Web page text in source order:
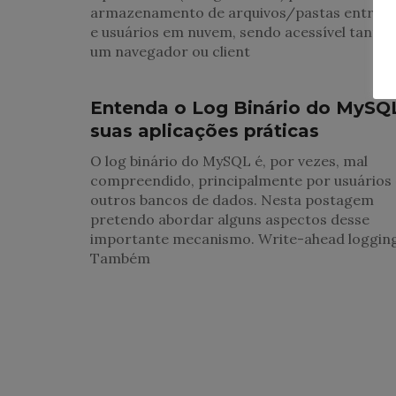
armazenamento de arquivos/pastas entre
e usuários em nuvem, sendo acessível tanto
um navegador ou client
Entenda o Log Binário do
suas aplicações práticas
O log binário do MySQL é, por vezes, mal
compreendido, principalmente por usuários
outros bancos de dados. Nesta postagem
pretendo abordar alguns aspectos desse
importante mecanismo. Write-ahead
Também